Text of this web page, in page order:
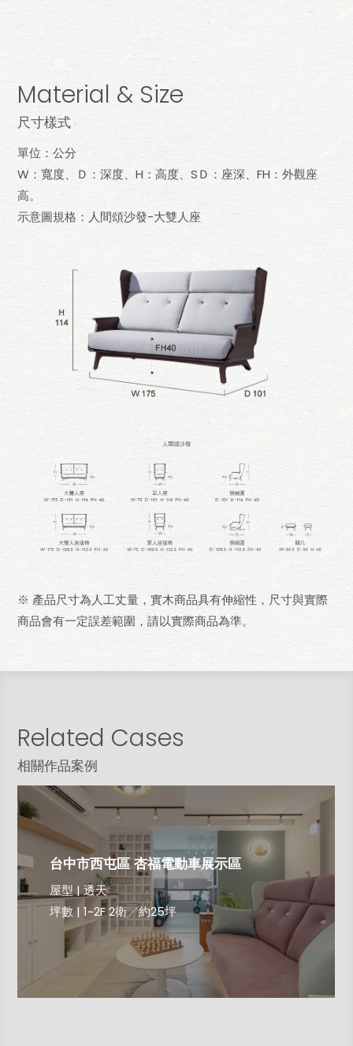
Material & Size
尺寸樣式
單位：公分
W：寬度、Ｄ：深度、H：高度、SＤ：座深、FH：外觀座
高。
示意圖規格：人間頌沙發-大雙人座
※ 產品尺寸為人工丈量，實木商品具有伸縮性，尺寸與實際
商品會有一定誤差範圍，請以實際商品為準。
Related Cases
相關作品案例
台中市西屯區 杏福電動車展示區
屋型 | 透天
坪數 | 1~2F 2衛╱約25坪